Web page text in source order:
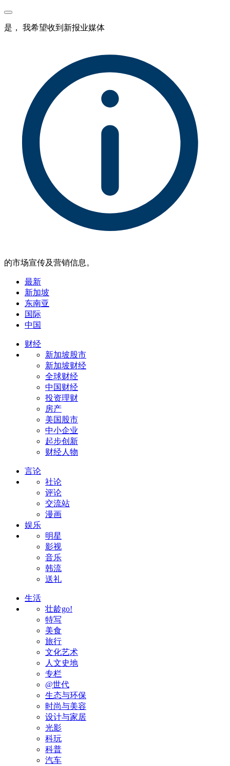
是， 我希望收到新报业媒体
的市场宣传及营销信息。
最新
新加坡
东南亚
国际
中国
财经
新加坡股市
新加坡财经
全球财经
中国财经
投资理财
房产
美国股市
中小企业
起步创新
财经人物
言论
社论
评论
交流站
漫画
娱乐
明星
影视
音乐
韩流
送礼
生活
壮龄go!
特写
美食
旅行
文化艺术
人文史地
专栏
@世代
生态与环保
时尚与美容
设计与家居
光影
科玩
科普
汽车